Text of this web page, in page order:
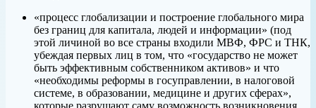
«процесс глобализации и построение глобального мира
без границ для капитала, людей и информации» (под
этой личиной во все страны входили МВФ, ФРС и ТНК,
убеждая первых лиц в том, что «государство не может
быть эффективным собственником активов» и что
«необходимы реформы в госуправлении, в налоговой
системе, в образовании, медицине и других сферах»,
которые разрушают саму возможность возникновения